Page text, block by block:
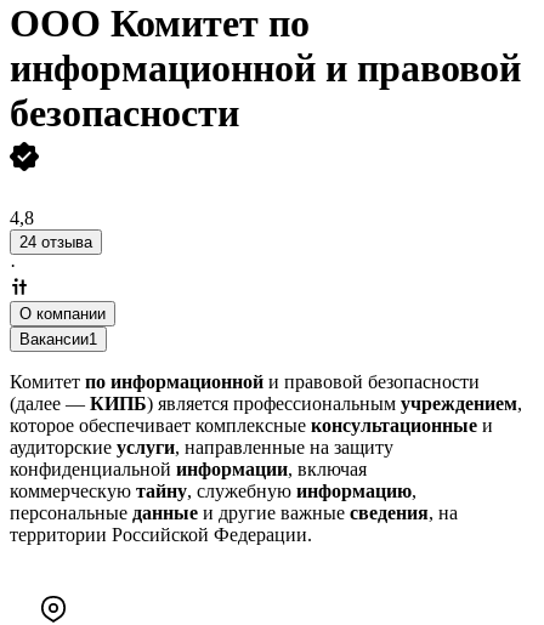
ООО Комитет по
информационной и правовой
безопасности
4,8
24 отзыва
·
О компании
Вакансии1
Комитет по информационной и правовой безопасности
(далее — КИПБ) является профессиональным учреждением,
которое обеспечивает комплексные консультационные и
аудиторские услуги, направленные на защиту
конфиденциальной информации, включая
коммерческую тайну, служебную информацию,
персональные данные и другие важные сведения, на
территории Российской Федерации.